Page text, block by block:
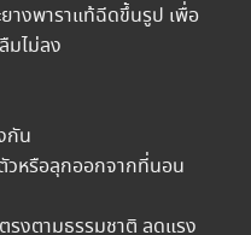
งพาราแท้ฉีดขึ้นรูป เพื่อ
มไม่ลง
กัน
หรือลุกออกจากที่นอน
รงตามธรรมชาติ ลดแรง